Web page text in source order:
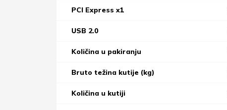
PCI Express x1
USB 2.0
Količina u pakiranju
Bruto težina kutije (kg)
Količina u kutiji